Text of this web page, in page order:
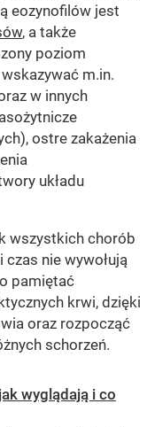
eozynofilów jest
, a także
poziom
m.in.
w innych
ostre zakażenia
układu
wszystkich chorób
czas nie wywołują
pamiętać
krwi, dzięki
oraz rozpocząć
schorzeń.
wyglądają i co